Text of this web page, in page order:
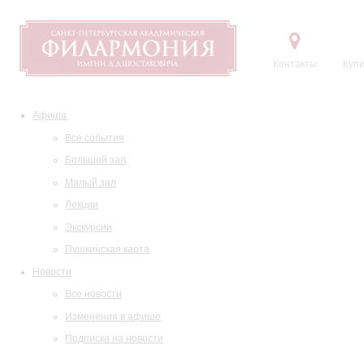
Контакты
Афиша
Все события
Большой зал
Малый зал
Лекции
Экскурсии
Пушкинская карта
Новости
Все новости
Изменения в афише
Подписка на новости